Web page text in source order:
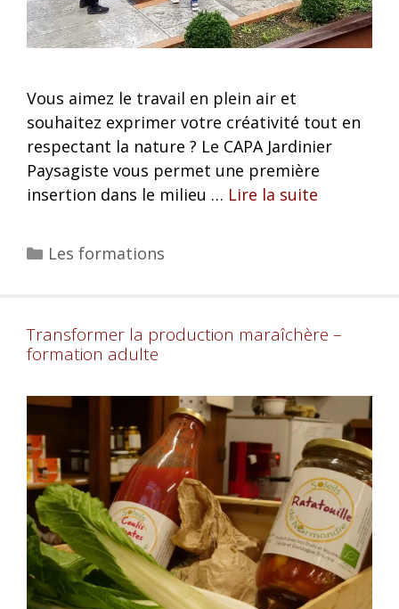
Vous aimez le travail en plein air et
souhaitez exprimer votre créativité tout en
respectant la nature ? Le CAPA Jardinier
Paysagiste vous permet une première
insertion dans le milieu … Lire la suite
Les formations
Transformer la production maraîchère –
formation adulte